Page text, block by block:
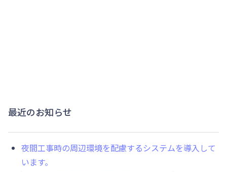
最近のお知らせ
夜間工事時の周辺環境を配慮するシステムを導入して
います。